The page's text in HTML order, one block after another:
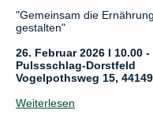
"Gemeinsam die
gestalten"
26. Februar 2026 l 10.00
Pulssschlag-Dorstfeld
Vogelpothsweg 15,
Weiterlesen